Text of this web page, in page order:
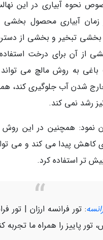
نحوه آبیاری در این
زمان آبیاری محصول
بخشی تبخیر و بخشی از
از آن برای درخت
به روش مالچ می تواند
شدن آب جلوگیری کند،
رشد نمی کند.
نمود: همچنین در این
کاهش پیدا می کند و می
تر استفاده کرد.
: تور فرانسه ارزان | تور
تور پاییز را همراه ما تجربه